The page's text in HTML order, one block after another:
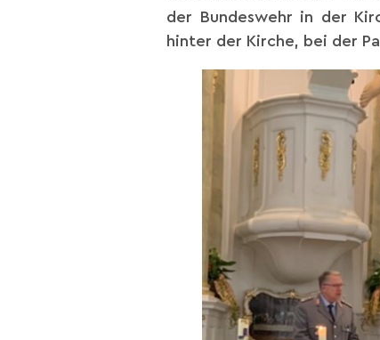
der Bundeswehr in der
hinter der Kirche, bei der